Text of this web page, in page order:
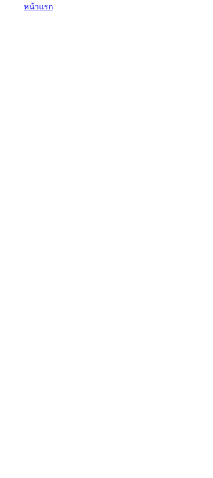
หน้าแรก